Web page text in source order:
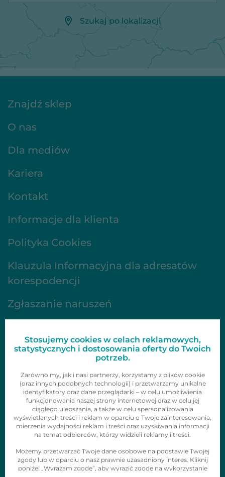
Stosujemy cookies w celach reklamowych,
statystycznych i dostosowania oferty do Twoich
potrzeb.
Zarówno my, jak i nasi partnerzy, korzystamy z plików cookie
(oraz innych podobnych technologii) i przetwarzamy unikalne
identyfikatory oraz dane przeglądarki – w celu umożliwienia
funkcjonowania naszej strony internetowej oraz w celu jej
ciągłego ulepszania, a także w celu spersonalizowania
wyświetlanych treści i reklam w oparciu o Twoje zainteresowania,
mierzenia wydajności reklam i treści oraz uzyskiwania informacji
na temat odbiorców, którzy widzieli reklamy i treści.
Możemy przetwarzać Twoje dane osobowe na podstawie Twojej
zgody lub w oparciu o nasz prawnie uzasadniony interes. Kliknij
poniżej „Wyrażam zgodę”, aby wyrazić zgodę na wykorzystanie
Szukaj po lokalizacji
Znajdź sklep
O nas
Dla mediów
Kariera
Kontakt
Informacje dla klienta
Polityka Cookies
Klauzula Informacyjna dla adresatów
korespodencji
Zgłaszanie naruszeń
Oferta
Gazetki
Zainspiruj się
Skontaktuj się z nami
Obserwuj nas